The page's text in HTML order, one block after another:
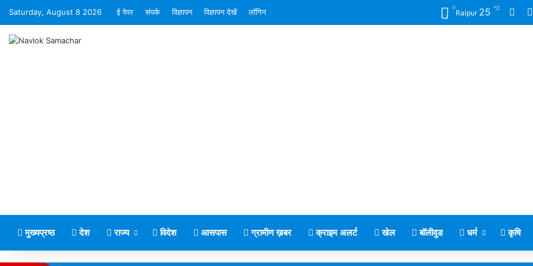
Saturday, August 8 2026 ई पेपर संपर्क विज्ञापन विज्ञापन देखें लॉगिन Raipur 25 ℃
मुख्यप्रष्ठ देश राज्य विदेश आसपास ग्रामीण ख़बर क्राइम अलर्ट खेल बॉलीवुड धर्म कृषि